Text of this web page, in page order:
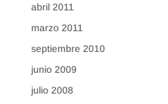
abril 2011
marzo 2011
septiembre 2010
junio 2009
julio 2008